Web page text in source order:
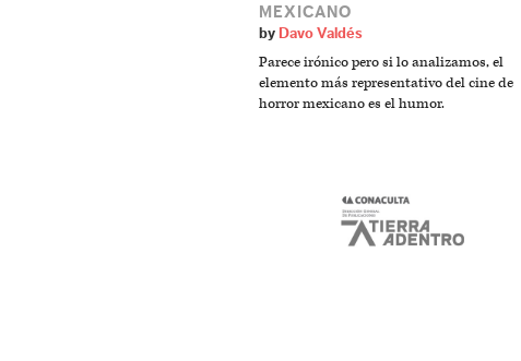
MEXICANO
by Davo Valdés
Parece irónico pero si lo analizamos, el
elemento más representativo del cine de
horror mexicano es el humor.